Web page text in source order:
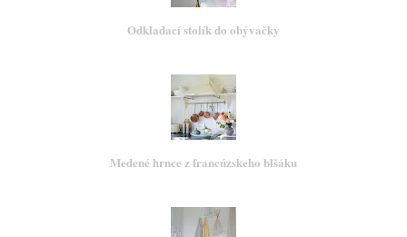
Odkladací stolík do obývačky
Medené hrnce z francúzskeho blšáku